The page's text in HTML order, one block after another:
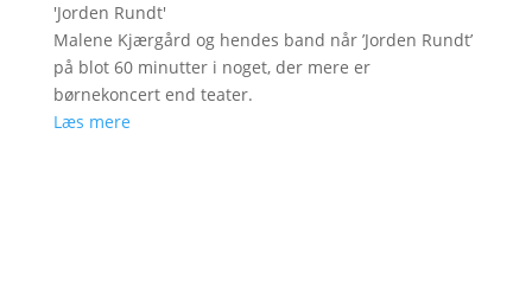
'Jorden Rundt'
Malene Kjærgård og hendes band når ’Jorden Rundt’
på blot 60 minutter i noget, der mere er
børnekoncert end teater.
Læs mere